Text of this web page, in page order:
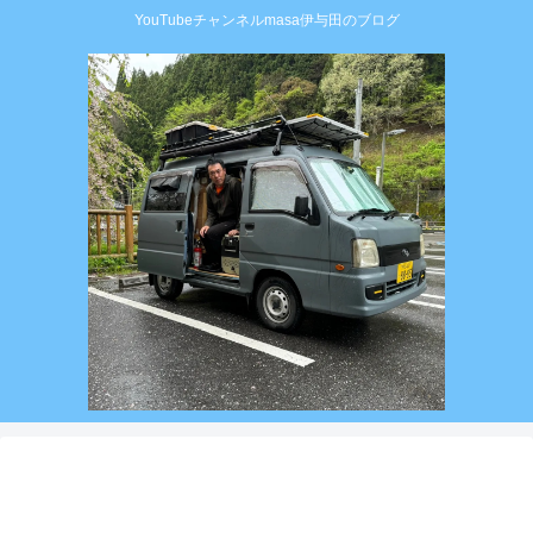
YouTubeチャンネルmasa伊与田のブログ